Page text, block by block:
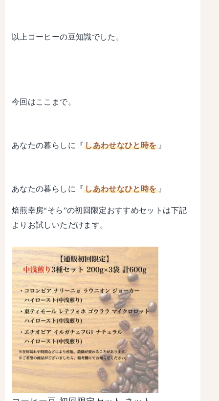
以上コーヒーの豆知識でした。
今回はここまで。
あなたの暮らしに『しあわせなひと時を』
あなたの暮らしに『しあわせなひと時を』
焙煎幸房“そら”の初回限定おすすめセットは下記
よりお試しいただけます。